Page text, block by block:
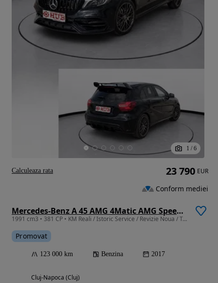
1 / 6
Mercedes-Benz A 45 AMG 4Matic AMG Speedshift 7G-DCT
1991 cm3 • 381 CP • KM Reali / Istoric Service / Revizie Noua / Trapa / Piele
Promovat
123 000 km Benzina 2017
Cluj-Napoca (Cluj)
23 790 EUR
Conform mediei
Calculeaza rata